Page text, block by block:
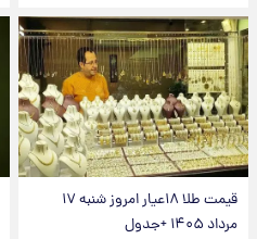
قیمت طلا ۱۸عیار امروز شنبه ۱۷
مرداد ۱۴۰۵ +جدول